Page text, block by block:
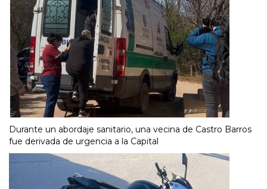
Durante un abordaje sanitario, una vecina de Castro Barros
fue derivada de urgencia a la Capital